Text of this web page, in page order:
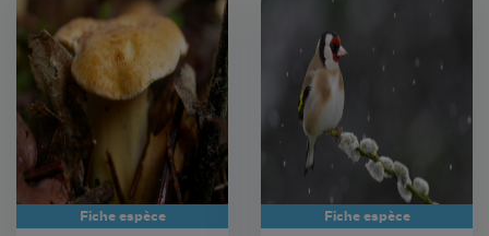
Fiche espèce Fiche espèce